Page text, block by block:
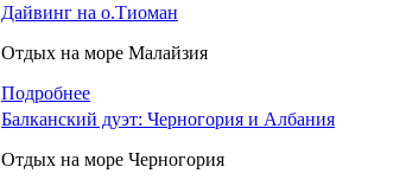
Дайвинг на о.Тиоман
Отдых на море Малайзия
Подробнее
Балканский дуэт: Черногория и Албания
Отдых на море Черногория